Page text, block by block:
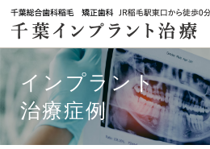
インプラント
治療症例